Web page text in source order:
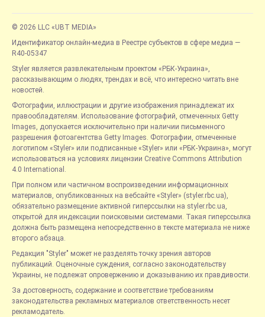
© 2026 LLC «UBT MEDIA»
Идентификатор онлайн-медиа в Реестре субъектов в сфере медиа —
R40-05347
Styler является развлекательным проектом «РБК-Украина»,
рассказывающим о людях, трендах и всё, что интересно читать вне
новостей.
Фотографии, иллюстрации и другие изображения принадлежат их
правообладателям. Использование фотографий, отмеченных Getty
Images, допускается исключительно при наличии письменного
разрешения фотоагентства Getty Images. Фотографии, отмеченные
логотипом «Styler» или подписанные «Styler» или «РБК-Украина», могут
использоваться на условиях лицензии Creative Commons Attribution
4.0 International.
При полном или частичном воспроизведении информационных
материалов, опубликованных на вебсайте «Styler» (styler.rbc.ua),
обязательно размещение активной гиперссылки на styler.rbc.ua,
открытой для индексации поисковыми системами. Такая гиперссылка
должна быть размещена непосредственно в тексте материала не ниже
второго абзаца.
Редакция "Styler" может не разделять точку зрения авторов
публикаций. Оценочные суждения, согласно законодательству
Украины, не подлежат опровержению и доказыванию их правдивости.
За достоверность, содержание и соответствие требованиям
законодательства рекламных материалов ответственность несет
рекламодатель.